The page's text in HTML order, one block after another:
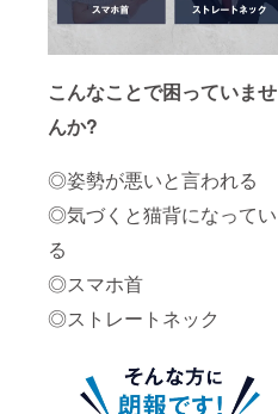
こんなことで困っていませ
んか?
◎姿勢が悪いと言われる
◎気づくと猫背になってい
る
◎スマホ首
◎ストレートネック